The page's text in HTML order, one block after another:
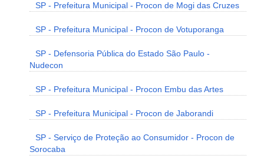
SP - Prefeitura Municipal - Procon de Mogi das Cruzes
SP - Prefeitura Municipal - Procon de Votuporanga
SP - Defensoria Pública do Estado São Paulo -
Nudecon
SP - Prefeitura Municipal - Procon Embu das Artes
SP - Prefeitura Municipal - Procon de Jaborandi
SP - Serviço de Proteção ao Consumidor - Procon de
Sorocaba